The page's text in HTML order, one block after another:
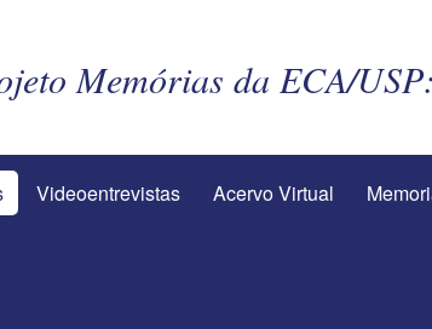
Memórias da ECA/
Videoentrevistas Acervo Virtual